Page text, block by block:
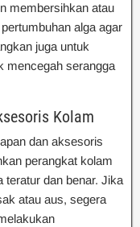
membersihkan atau
alga agar
juga untuk
mencegah serangga
Kolam
dan aksesoris
perangkat kolam
teratur dan benar. Jika
atau aus, segera